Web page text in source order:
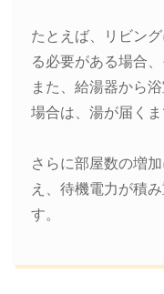
たとえば、リビン
る必要がある場合
また、給湯器から
場合は、湯が届く
さらに部屋数の増
え、待機電力が積
す。